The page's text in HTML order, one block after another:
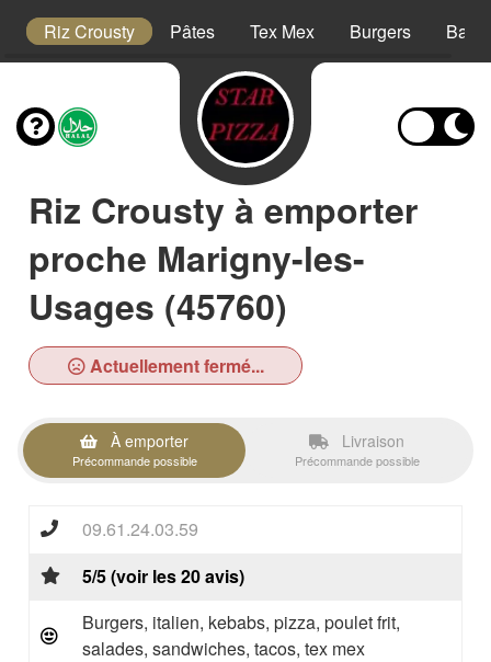
Riz Crousty Pâtes Tex Mex Burgers
Riz Crousty à emporter
proche Marigny-les-
Usages (45760)
Actuellement fermé...
À emporter
Précommande possible
Livraison
Précommande possible
09.61.24.03.59
5/5 (voir les 20 avis)
Burgers, italien, kebabs, pizza, poulet frit,
salades, sandwiches, tacos, tex mex